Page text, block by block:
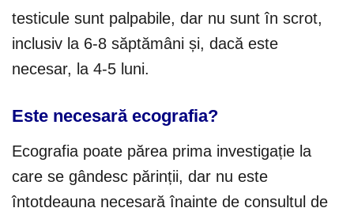
testicule sunt palpabile, dar nu sunt în scrot,
inclusiv la 6-8 săptămâni și, dacă este
necesar, la 4-5 luni.
Este necesară ecografia?
Ecografia poate părea prima investigație la
care se gândesc părinții, dar nu este
întotdeauna necesară înainte de consultul de